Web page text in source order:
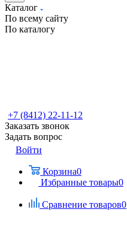
Каталог
По всему сайту
По каталогу
+7 (8412) 22-11-12
Заказать звонок
Задать вопрос
Войти
Корзина0
Избранные товары0
Сравнение товаров0